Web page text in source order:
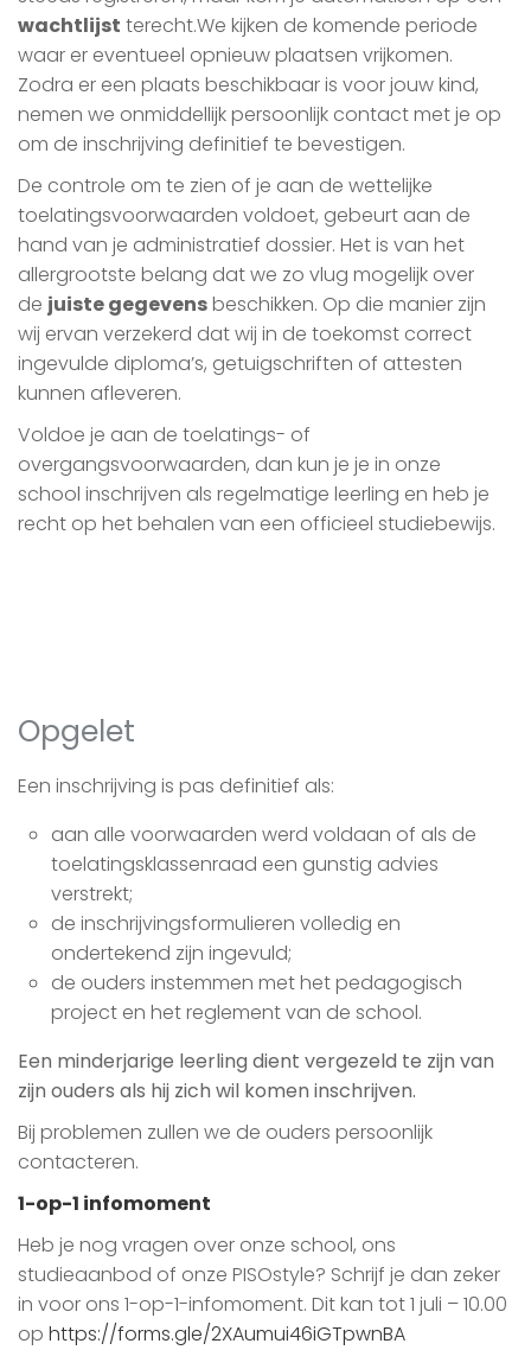
wachtlijst terecht.We kijken de komende periode
waar er eventueel opnieuw plaatsen vrijkomen.
Zodra er een plaats beschikbaar is voor jouw kind,
nemen we onmiddellijk persoonlijk contact met je op
om de inschrijving definitief te bevestigen.
De controle om te zien of je aan de wettelijke
toelatingsvoorwaarden voldoet, gebeurt aan de
hand van je administratief dossier. Het is van het
allergrootste belang dat we zo vlug mogelijk over
de juiste gegevensbeschikken. Op die manier zijn
wij ervan verzekerd dat wij in de toekomst correct
ingevulde diploma’s, getuigschriften of attesten
kunnen afleveren.
Voldoe je aan de toelatings- of
overgangsvoorwaarden, dan kun je je in onze
school inschrijven als regelmatige leerling en heb je
recht op het behalen van een officieel studiebewijs.
Opgelet
Een inschrijving is pas definitief als:
aan alle voorwaarden werd voldaan of als de
toelatingsklassenraad een gunstig advies
verstrekt;
de inschrijvingsformulieren volledig en
ondertekend zijn ingevuld;
de ouders instemmen met het pedagogisch
project en het reglement van de school.
Een minderjarige leerling dient vergezeld te zijn van
zijn ouders als hij zich wil komen inschrijven.
Bij problemen zullen we de ouders persoonlijk
contacteren.
1-op-1 infomoment
Heb je nog vragen over onze school, ons
studieaanbod of onze PISOstyle? Schrijf je dan zeker
in voor ons 1-op-1-infomoment. Dit kan tot 1 juli – 10.00
op https://forms.gle/2XAumui46iGTpwnBA